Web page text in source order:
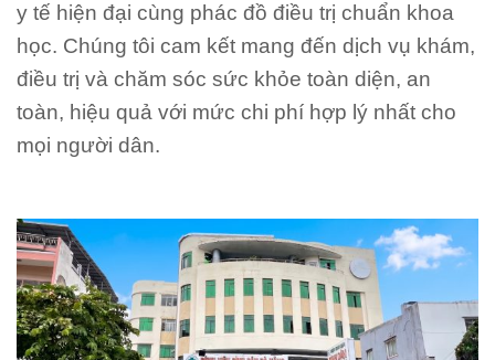
y tế hiện đại cùng phác đồ điều trị chuẩn khoa
học. Chúng tôi cam kết mang đến dịch vụ khám,
điều trị và chăm sóc sức khỏe toàn diện, an
toàn, hiệu quả với mức chi phí hợp lý nhất cho
mọi người dân.